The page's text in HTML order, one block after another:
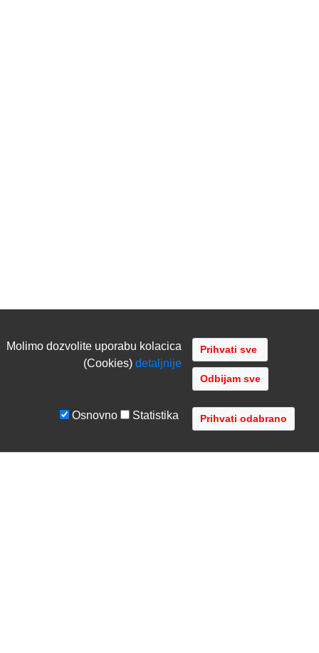
Molimo dozvolite uporabu kolacica
(Cookies)detaljnije
Odbijam sve
Osnovno Statistika